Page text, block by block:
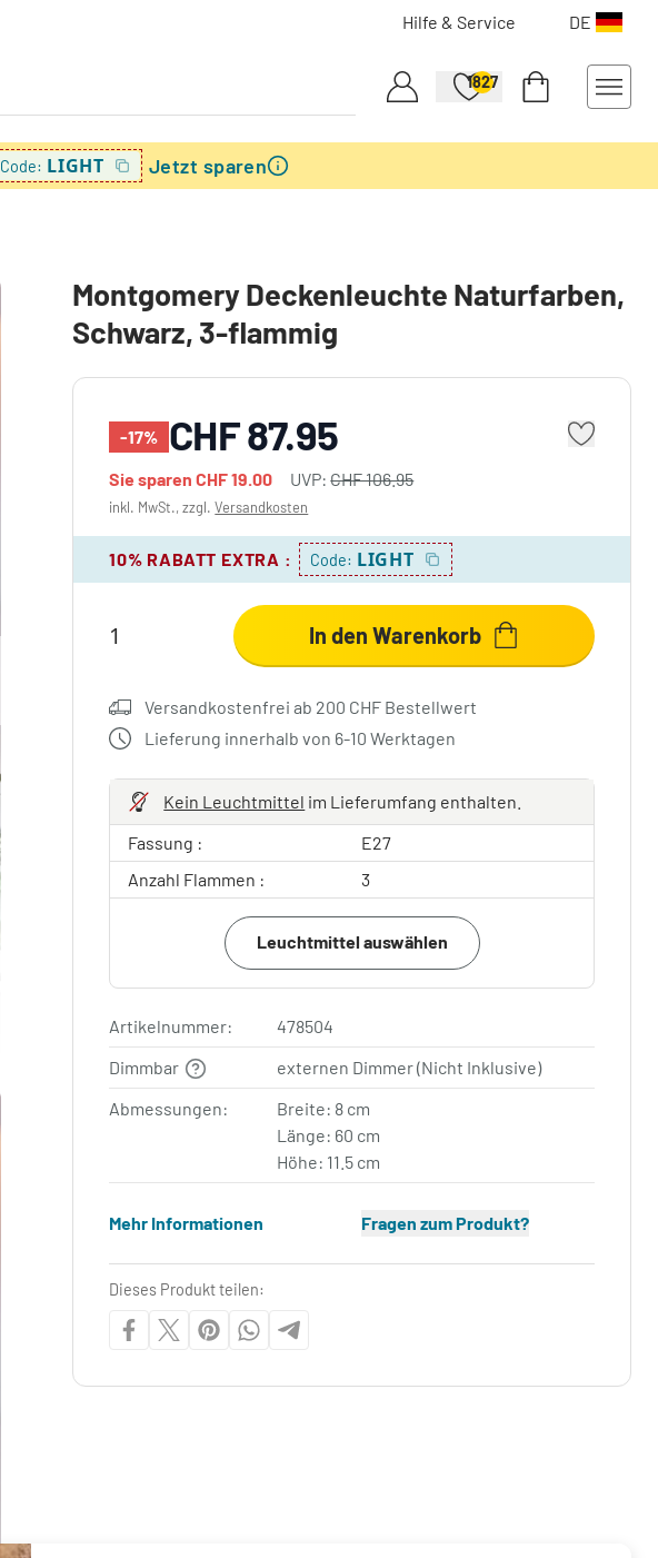
Hilfe & Service DE
1827
Code: LIGHT Jetzt sparen
Montgomery Deckenleuchte Naturfarben,
Schwarz, 3-flammig
-17% CHF 87.95
Sie sparenCHF 19.00 UVP:CHF 106.95
inkl. MwSt., zzgl.Versandkosten
10% RABATT EXTRA : Code: LIGHT
In den Warenkorb
Versandkostenfrei ab 200 CHF Bestellwert
Lieferung innerhalb von 6-10 Werktagen
Kein Leuchtmittel im Lieferumfang enthalten.
Fassung :
E27
Anzahl Flammen :
3
Leuchtmittel auswählen
Artikelnummer:
478504
Dimmbar
externen Dimmer (Nicht Inklusive)
Abmessungen:
Breite: 8 cm
Länge: 60 cm
Höhe: 11.5 cm
Mehr Informationen Fragen zum Produkt?
Dieses Produkt teilen: